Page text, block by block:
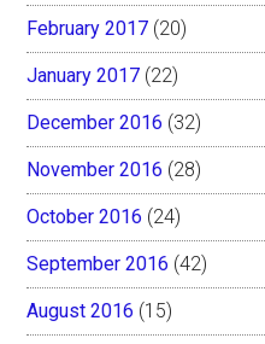
February 2017 (20)
January 2017 (22)
December 2016 (32)
November 2016 (28)
October 2016 (24)
September 2016 (42)
August 2016 (15)